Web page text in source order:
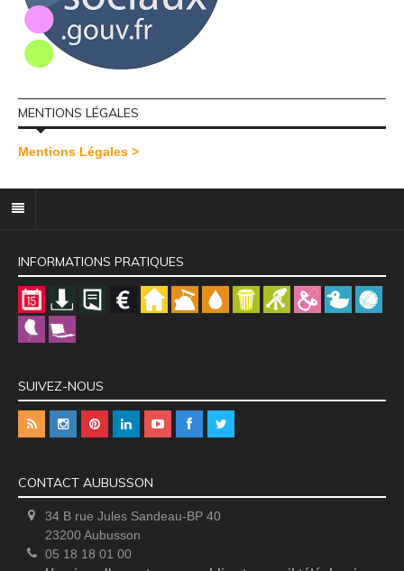
MENTIONS LÉGALES
Mentions Légales >
INFORMATIONS PRATIQUES
SUIVEZ-NOUS
CONTACT AUBUSSON
34 B rue Jules Sandeau-BP 40
23200 Aubusson
05 18 18 01 00